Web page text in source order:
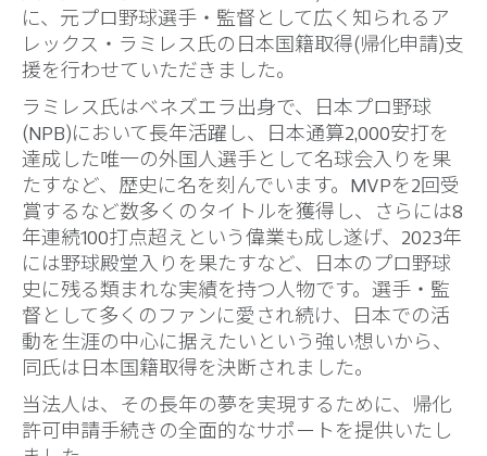
に、元プロ野球選手・監督として広く知られるア
レックス・ラミレス氏の日本国籍取得(帰化申請)支
援を行わせていただきました。
ラミレス氏はベネズエラ出身で、日本プロ野球
(NPB)において長年活躍し、日本通算2,000安打を
達成した唯一の外国人選手として名球会入りを果
たすなど、歴史に名を刻んでいます。MVPを2回受
賞するなど数多くのタイトルを獲得し、さらには8
年連続100打点超えという偉業も成し遂げ、2023年
には野球殿堂入りを果たすなど、日本のプロ野球
史に残る類まれな実績を持つ人物です。選手・監
督として多くのファンに愛され続け、日本での活
動を生涯の中心に据えたいという強い想いから、
同氏は日本国籍取得を決断されました。
当法人は、その長年の夢を実現するために、帰化
許可申請手続きの全面的なサポートを提供いたし